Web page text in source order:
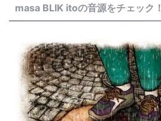
masa BLIK itoの音源をチェック！